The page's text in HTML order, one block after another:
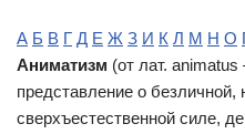
А Б В Г Д Е Ж З И К Л М Н О
Аниматизм (от лат.
представление о
сверхъестественной силе,